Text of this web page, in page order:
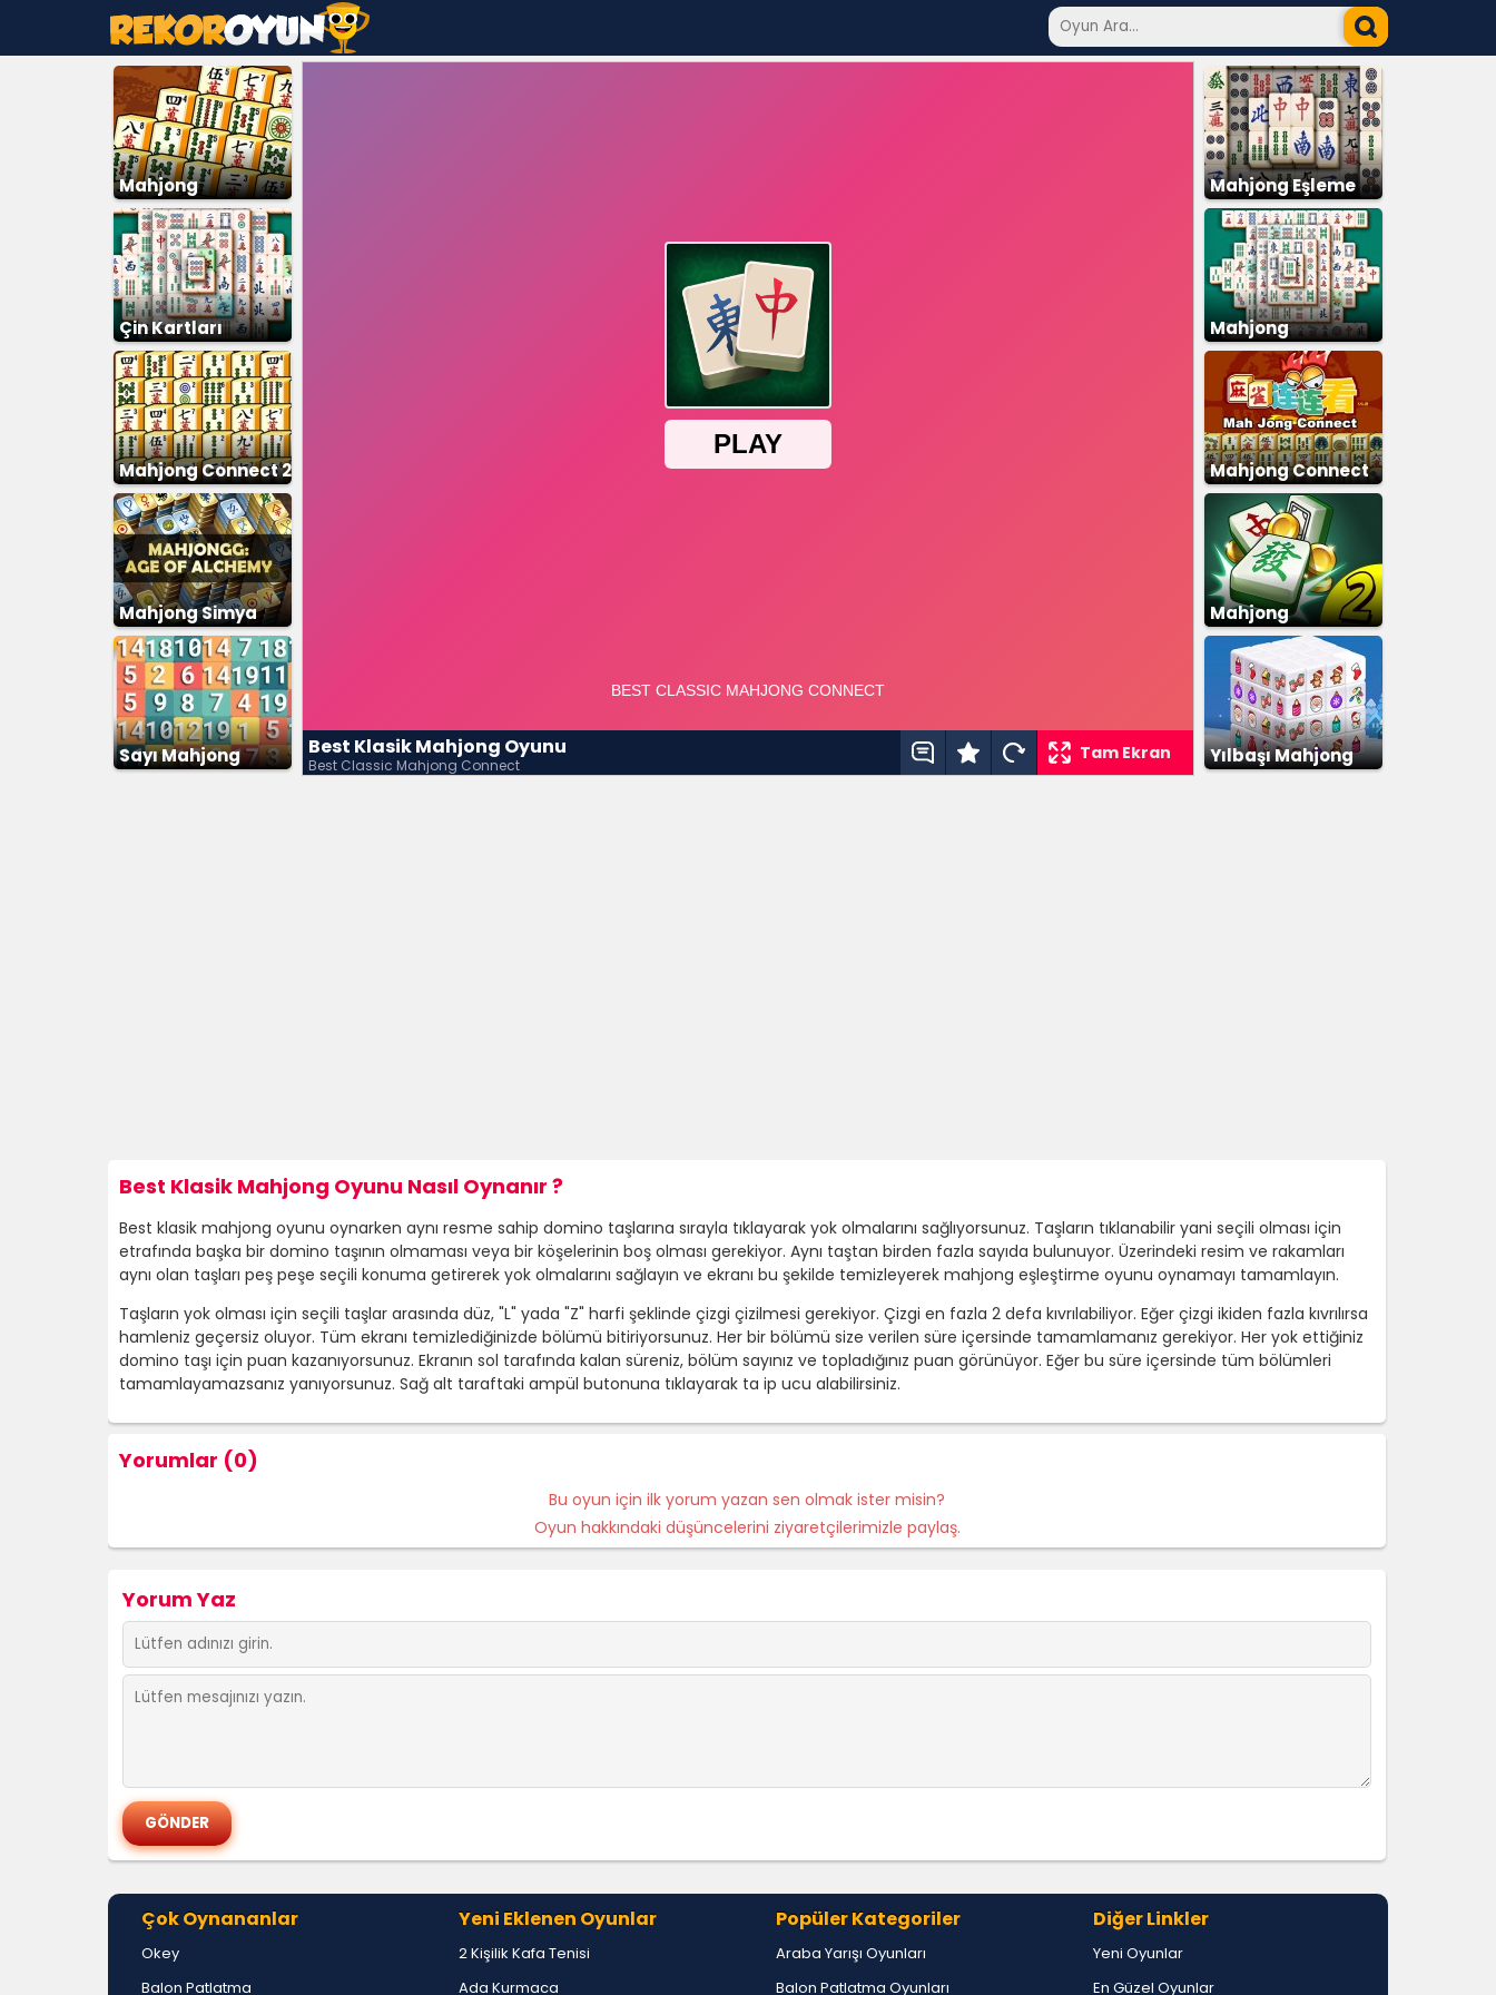
Mahjong
Eşleştirme
Çin Kartları
Mahjong Connect 2
Mahjong Simya
Sayı Mahjong Best Klasik Mahjong Oyunu
Best Classic Mahjong Connect
Tam Ekran
Mahjong Eşleme
Mahjong
Mahjong Connect
Mahjong
Eşleştirme 2
Yılbaşı Mahjong
Best Klasik Mahjong Oyunu Nasıl Oynanır ?
Best klasik mahjong oyunu oynarken aynı resme sahip domino taşlarına sırayla tıklayarak yok olmalarını sağlıyorsunuz. Taşların tıklanabilir yani seçili olması için
etrafında başka bir domino taşının olmaması veya bir köşelerinin boş olması gerekiyor. Aynı taştan birden fazla sayıda bulunuyor. Üzerindeki resim ve rakamları
aynı olan taşları peş peşe seçili konuma getirerek yok olmalarını sağlayın ve ekranı bu şekilde temizleyerek mahjong eşleştirme oyunu oynamayı tamamlayın.
Taşların yok olması için seçili taşlar arasında düz, "L" yada "Z" harfi şeklinde çizgi çizilmesi gerekiyor. Çizgi en fazla 2 defa kıvrılabiliyor. Eğer çizgi ikiden fazla kıvrılırsa
hamleniz geçersiz oluyor. Tüm ekranı temizlediğinizde bölümü bitiriyorsunuz. Her bir bölümü size verilen süre içersinde tamamlamanız gerekiyor. Her yok ettiğiniz
domino taşı için puan kazanıyorsunuz. Ekranın sol tarafında kalan süreniz, bölüm sayınız ve topladığınız puan görünüyor. Eğer bu süre içersinde tüm bölümleri
tamamlayamazsanız yanıyorsunuz. Sağ alt taraftaki ampül butonuna tıklayarak ta ip ucu alabilirsiniz.
Yorumlar (0)
Bu oyun için ilk yorum yazan sen olmak ister misin?
Oyun hakkındaki düşüncelerini ziyaretçilerimizle paylaş.
Yorum Yaz
Çok Oynananlar
Okey
Balon Patlatma
Yeni Eklenen Oyunlar
2 Kişilik Kafa Tenisi
Ada Kurmaca
Popüler Kategoriler
Araba Yarışı Oyunları
Balon Patlatma Oyunları
Diğer Linkler
Yeni Oyunlar
En Güzel Oyunlar